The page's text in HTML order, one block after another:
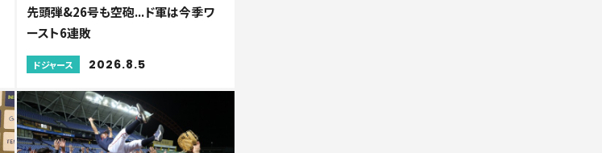
先頭弾&26号も空砲...ド軍は今季ワ
ースト6連敗
ドジャース 2026.8.5